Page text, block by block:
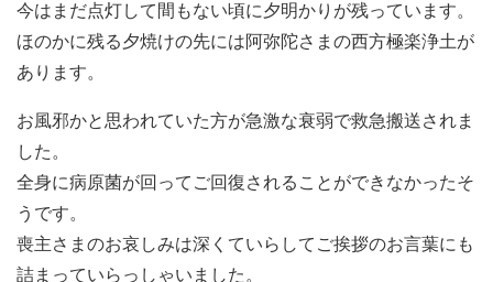
今はまだ点灯して間もない頃に夕明かりが残っています。
ほのかに残る夕焼けの先には阿弥陀さまの西方極楽浄土が
あります。
お風邪かと思われていた方が急激な衰弱で救急搬送されま
した。
全身に病原菌が回ってご回復されることができなかったそ
うです。
喪主さまのお哀しみは深くていらしてご挨拶のお言葉にも
詰まっていらっしゃいました。